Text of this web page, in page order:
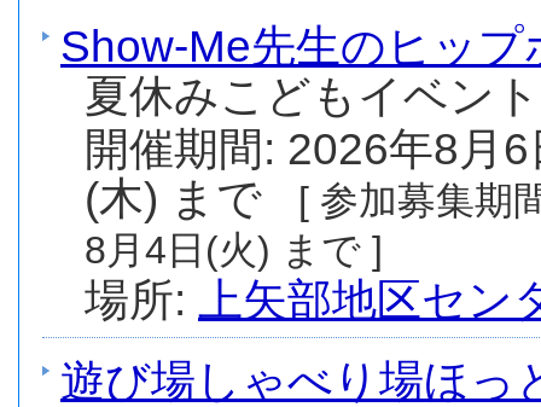
Show-Me先生のヒッ
夏休みこどもイベント
開催期間: 2026年8月
(木) まで
[ 参加募集期
8月4日(火) まで ]
場所:
上矢部地区セン
遊び場しゃべり場ほっ